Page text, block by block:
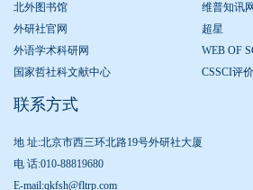
北外图书馆
维普知讯网
外研社官网
超星
外语学术科研网
WEB OF
国家哲社科文献中心
CSSCI评
联系方式
地 址:北京市西三环北路19号外研社大厦
电 话:010-88819680
E-mail:qkfsh@fltrp.com